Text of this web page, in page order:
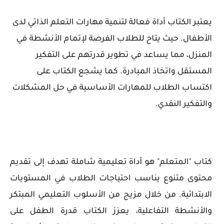
يعتبر الكتاب أداة فعالة لتنمية مهارات التعلم الذاتي لدى
الأطفال. حيث يتاح للطلاب الفرصة لإتمام الأنشطة في
المنزل، مما يساعد في تطوير قدرتهم على التفكير
المستقل واتخاذ المبادرة. كما يشجع الكتاب على
اكتساب الطلاب للمهارات الأساسية في حل المشكلات
والتفكير النقدي.
كتاب "المتعلم" هو أداة تعليمية شاملة تهدف إلى تقديم
محتوى متنوع يناسب احتياجات الطلاب في المستويات
الابتدائية. من خلال مزيج من الأسلوب التعليمي المبتكر
والأنشطة التفاعلية، يعزز الكتاب قدرة الطفل على